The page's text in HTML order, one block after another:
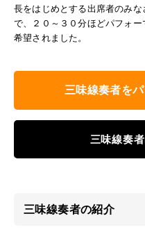
長をはじめとする出席者のみな
で、２０～３０分ほどパフォー
希望されました。
三味線奏者を
三味線奏
三味線奏者の紹介